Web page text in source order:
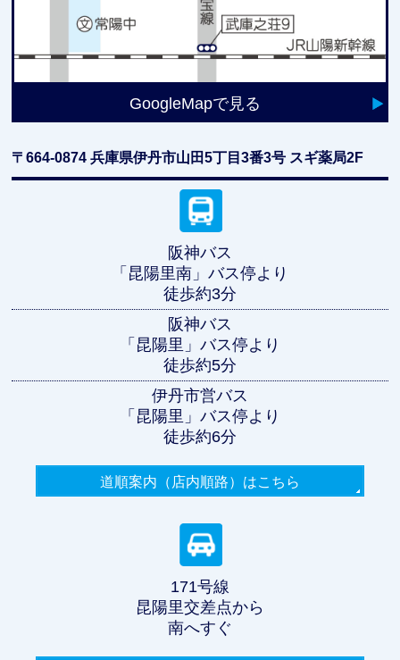
GoogleMapで見る
〒664-0874兵庫県伊丹市山田5丁目3番3号 スギ薬局2F
阪神バス
「昆陽里南」バス停より
徒歩約3分
阪神バス
「昆陽里」バス停より
徒歩約5分
伊丹市営バス
「昆陽里」バス停より
徒歩約6分
道順案内（店内順路） はこちら
171号線
昆陽里交差点から
南へすぐ